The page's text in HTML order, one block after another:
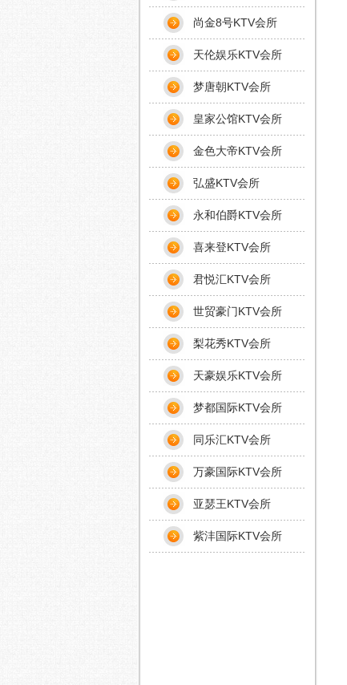
尚金8号KTV会所
天伦娱乐KTV会所
梦唐朝KTV会所
皇家公馆KTV会所
金色大帝KTV会所
弘盛KTV会所
永和伯爵KTV会所
喜来登KTV会所
君悦汇KTV会所
世贸豪门KTV会所
梨花秀KTV会所
天豪娱乐KTV会所
梦都国际KTV会所
同乐汇KTV会所
万豪国际KTV会所
亚瑟王KTV会所
紫沣国际KTV会所